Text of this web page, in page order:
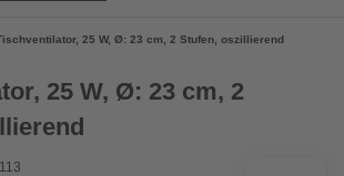
25 W, Ø: 23 cm, 2 Stufen, oszillierend
25 W, Ø: 23 cm, 2